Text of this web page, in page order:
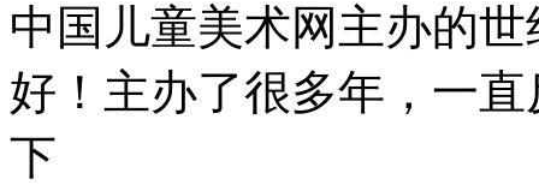
中国儿童美术网主办的
好！主办了很多年，一
下